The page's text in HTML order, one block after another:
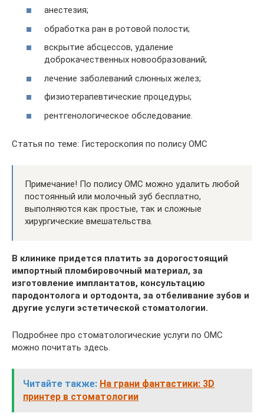
анестезия;
обработка ран в ротовой полости;
вскрытие абсцессов, удаление
доброкачественных новообразований;
лечение заболеваний слюнных желез;
физиотерапевтические процедуры;
рентгенологическое обследование.
Статья по теме: Гистероскопия по полису ОМС
Примечание! По полису ОМС можно удалить любой
постоянный или молочный зуб бесплатно,
выполняются как простые, так и сложные
хирургические вмешательства.
В клинике придется платить за дорогостоящий
импортный пломбировочный материал, за
изготовление имплантатов, консультацию
пародонтолога и ортодонта, за отбеливание зубов и
другие услуги эстетической стоматологии.
Подробнее про стоматологические услуги по ОМС
можно почитать здесь.
Читайте также: На грани фантастики: 3D
принтер в стоматологии